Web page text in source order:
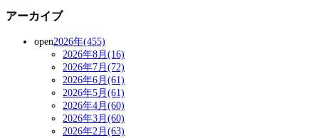
アーカイブ
open2026年(455)
2026年8月(16)
2026年7月(72)
2026年6月(61)
2026年5月(61)
2026年4月(60)
2026年3月(60)
2026年2月(63)